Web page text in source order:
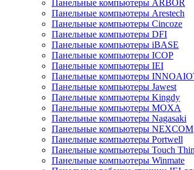
Панельные компьютеры ARBOR
Панельные компьютеры Arestech
Панельные компьютеры Cincoze
Панельные компьютеры DFI
Панельные компьютеры iBASE
Панельные компьютеры ICOP
Панельные компьютеры IEI
Панельные компьютеры
Панельные компьютеры Jawest
Панельные компьютеры Kingdy
Панельные компьютеры MOXA
Панельные компьютеры Nagasaki
Панельные компьютеры NEXCOM
Панельные компьютеры Portwell
Панельные компьютеры Touch
Панельные компьютеры Winmate